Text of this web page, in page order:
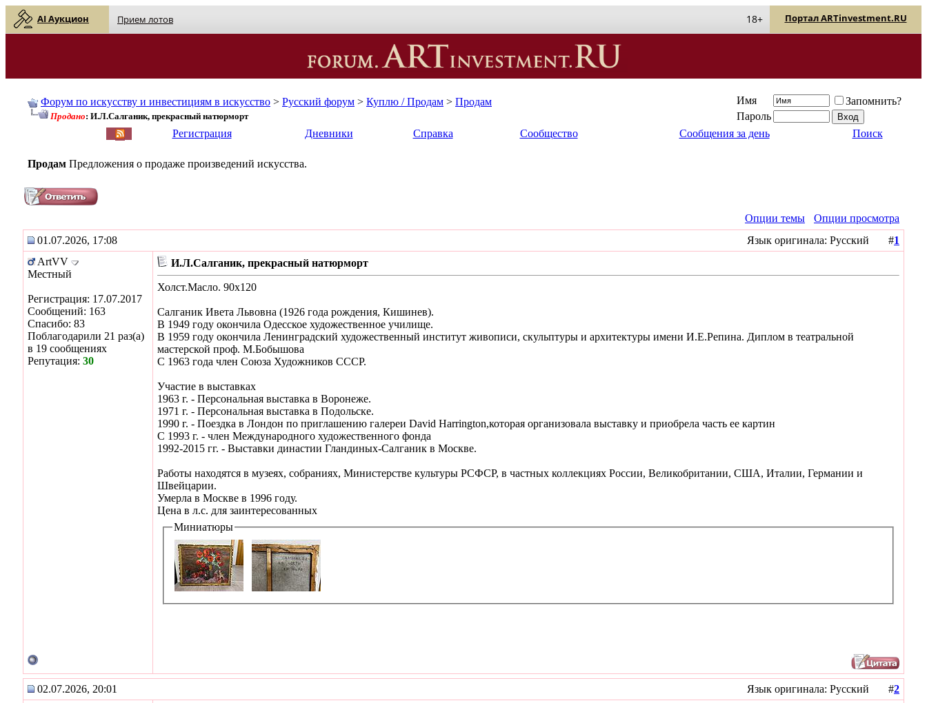
AI Аукцион Прием лотов Портал ARTinvestment.RU
18+
Форум по искусству и инвестициям в искусство > Русский форум > Куплю / Продам > Продам
Продано: И.Л.Салганик, прекрасный натюрморт
Имя
Запомнить?
Пароль
Регистрация Дневники Справка Сообщество Сообщения за день Поиск
Продам Предложения о продаже произведений искусства.
Опции темы
Опции просмотра
01.07.2026, 17:08
Язык оригинала: Русский #1
ArtVV
Местный
Регистрация: 17.07.2017
Сообщений: 163
Спасибо: 83
Поблагодарили 21 раз(а)
в 19 сообщениях
Репутация: 30
И.Л.Салганик, прекрасный натюрморт
Холст.Масло. 90х120
Салганик Ивета Львовна (1926 года рождения, Кишинев).
В 1949 году окончила Одесское художественное училище.
В 1959 году окончила Ленинградский художественный институт живописи, скульптуры и архитектуры имени И.Е.Репина. Диплом в театральной
мастерской проф. М.Бобышова
С 1963 года член Союза Художников СССР.
Участие в выставках
1963 г. - Персональная выставка в Воронеже.
1971 г. - Персональная выставка в Подольске.
1990 г. - Поездка в Лондон по приглашению галереи David Harrington,которая организовала выставку и приобрела часть ее картин
С 1993 г. - член Международного художественного фонда
1992-2015 гг. - Выставки династии Гландиных-Салганик в Москве.
Работы находятся в музеях, собраниях, Министерстве культуры РСФСР, в частных коллекциях России, Великобритании, США, Италии, Германии и
Швейцарии.
Умерла в Москве в 1996 году.
Цена в л.с. для заинтересованных
Миниатюры
02.07.2026, 20:01 Язык оригинала: Русский #2